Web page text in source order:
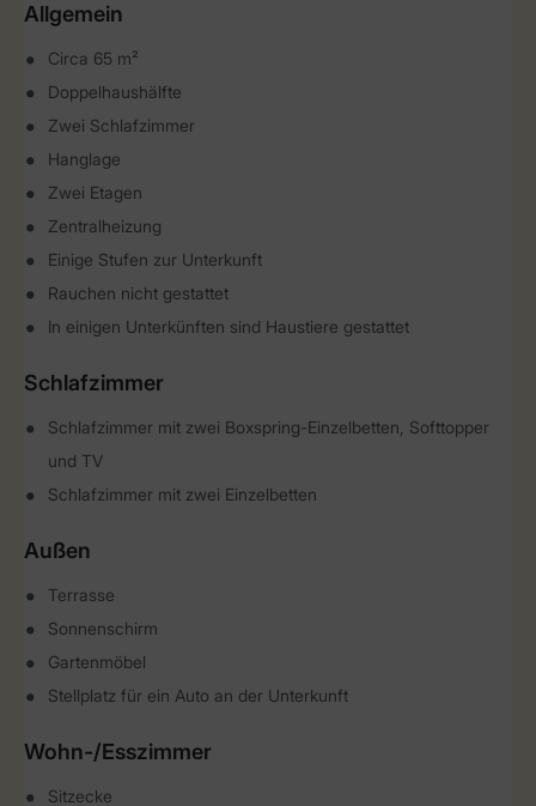
Allgemein
Circa 65 m²
Doppelhaushälfte
Zwei Schlafzimmer
Hanglage
Zwei Etagen
Zentralheizung
Einige Stufen zur Unterkunft
Rauchen nicht gestattet
In einigen Unterkünften sind Haustiere gestattet
Schlafzimmer
Schlafzimmer mit zwei Boxspring-Einzelbetten, Softtopper
und TV
Schlafzimmer mit zwei Einzelbetten
Außen
Terrasse
Sonnenschirm
Gartenmöbel
Stellplatz für ein Auto an der Unterkunft
Wohn-/Esszimmer
Sitzecke